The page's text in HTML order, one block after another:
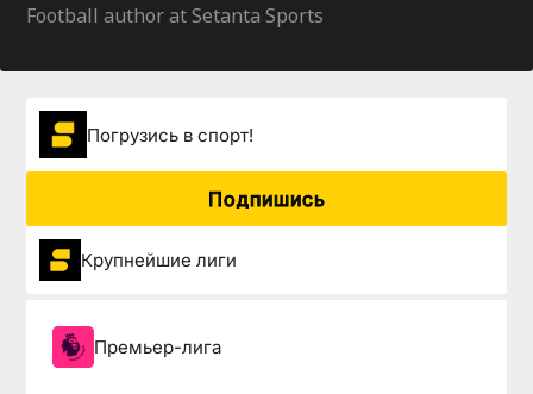
Football author at Setanta Sports
Погрузиcь в спорт!
Подпишись
Крупнейшие лиги
Премьер-лига